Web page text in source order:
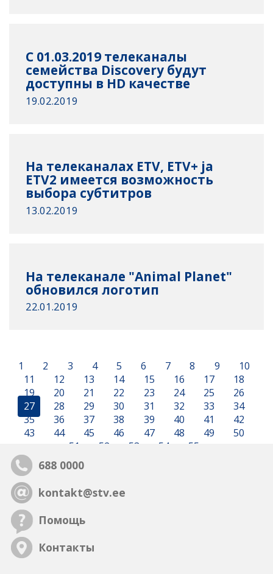
C 01.03.2019 телеканалы
семейства Discovery будут
доступны в HD качестве
19.02.2019
На телеканалах ETV, ETV+ ja
ETV2 имеется возможность
выбора субтитров
13.02.2019
На телеканале "Animal Planet"
обновился логотип
22.01.2019
1 2 3 4 5 6 7 8 9
10
11
12 13 14 15 16 17
18
19
20 21 22 23 24 25
26
27
28 29 30 31 32 33
34
35
36 37 38 39 40 41
42
43
44 45 46 47 48 49
50
51
52 53 54 55
688 0000
kontakt@stv.ee
Помощь
Контакты